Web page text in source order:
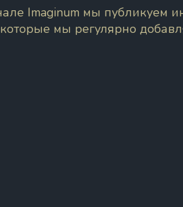
Imaginum мы публикуем
мы регулярно